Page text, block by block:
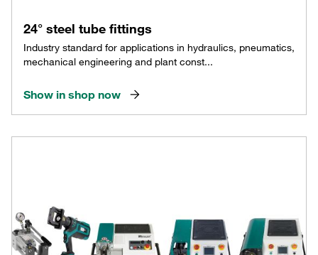
24° steel tube fittings
Industry standard for applications in hydraulics, pneumatics,
mechanical engineering and plant const...
Show in shop now